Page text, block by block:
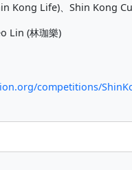
Kong Life)、Shin Kong
Lin (林珈樂)
competitions/